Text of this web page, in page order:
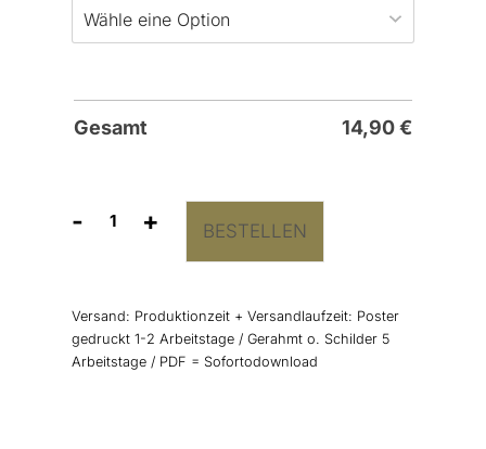
Gesamt 14,90€
-
Fingerabdruck
+ BESTELLEN
Versand: Produktionzeit + Versandlaufzeit: Poster
gedruckt 1-2 Arbeitstage / Gerahmt o. Schilder 5
Arbeitstage / PDF = Sofortodownload